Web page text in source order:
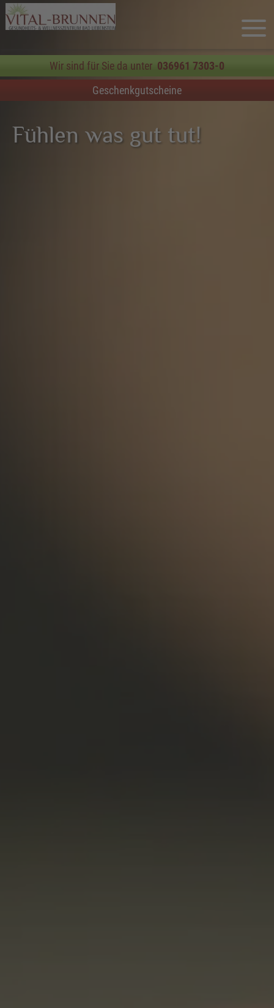
Fühlen was gut tut!
Wir sind für Sie da unter 036961 7303-0
Geschenkgutscheine